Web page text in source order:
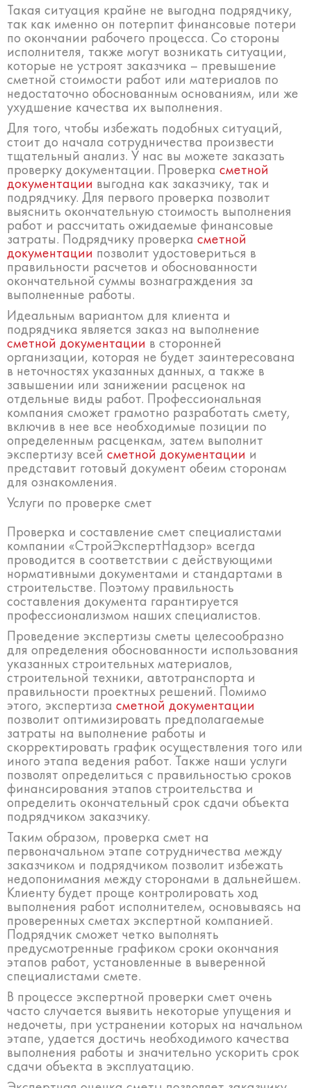
Такая ситуация крайне не выгодна подрядчику,
так как именно он потерпит финансовые потери
по окончании рабочего процесса. Со стороны
исполнителя, также могут возникать ситуации,
которые не устроят заказчика – превышение
сметной стоимости работ или материалов по
недостаточно обоснованным основаниям, или же
ухудшение качества их выполнения.
Для того, чтобы избежать подобных ситуаций,
стоит до начала сотрудничества произвести
тщательный анализ. У нас вы можете заказать
проверку документации. Проверка сметной
документации выгодна как заказчику, так и
подрядчику. Для первого проверка позволит
выяснить окончательную стоимость выполнения
работ и рассчитать ожидаемые финансовые
затраты. Подрядчику проверка сметной
документации позволит удостовериться в
правильности расчетов и обоснованности
окончательной суммы вознаграждения за
выполненные работы.
Идеальным вариантом для клиента и
подрядчика является заказ на выполнение
сметной документации в сторонней
организации, которая не будет заинтересована
в неточностях указанных данных, а также в
завышении или занижении расценок на
отдельные виды работ. Профессиональная
компания сможет грамотно разработать смету,
включив в нее все необходимые позиции по
определенным расценкам, затем выполнит
экспертизу всей сметной документации и
представит готовый документ обеим сторонам
для ознакомления.
Услуги по проверке смет
Проверка и составление смет специалистами
компании «СтройЭкспертНадзор» всегда
проводится в соответствии с действующими
нормативными документами и стандартами в
строительстве. Поэтому правильность
составления документа гарантируется
профессионализмом наших специалистов.
Проведение экспертизы сметы целесообразно
для определения обоснованности использования
указанных строительных материалов,
строительной техники, автотранспорта и
правильности проектных решений. Помимо
этого, экспертиза сметной документации
позволит оптимизировать предполагаемые
затраты на выполнение работы и
скорректировать график осуществления того или
иного этапа ведения работ. Также наши услуги
позволят определиться с правильностью сроков
финансирования этапов строительства и
определить окончательный срок сдачи объекта
подрядчиком заказчику.
Таким образом, проверка смет на
первоначальном этапе сотрудничества между
заказчиком и подрядчиком позволит избежать
недопонимания между сторонами в дальнейшем.
Клиенту будет проще контролировать ход
выполнения работ исполнителем, основываясь на
проверенных сметах экспертной компанией.
Подрядчик сможет четко выполнять
предусмотренные графиком сроки окончания
этапов работ, установленные в выверенной
специалистами смете.
В процессе экспертной проверки смет очень
часто случается выявить некоторые упущения и
недочеты, при устранении которых на начальном
этапе, удается достичь необходимого качества
выполнения работы и значительно ускорить срок
сдачи объекта в эксплуатацию.